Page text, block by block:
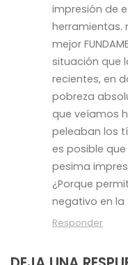
impresión de
herramientas.
mejor
situación que
recientes, en
pobreza
que veíamos
peleaban los
es posible
pesima
¿Porque
negativo en
Responder